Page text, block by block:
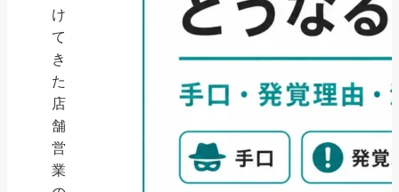
け
て
き
た
店
舗
営
業